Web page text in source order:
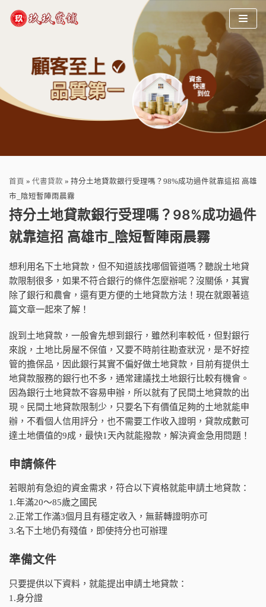
content
首頁 » 代書貸款 » 持分土地貸款銀行受理嗎？98%成功過件就靠這招 高雄
市_陰短暫陣雨晨霧
持分土地貸款銀行受理嗎？98%成功過件
就靠這招 高雄市_陰短暫陣雨晨霧
想利用名下土地貸款，但不知道該找哪個管道嗎？聽說土地貸
款限制很多，如果不符合銀行的條件怎麼辦呢？沒關係，其實
除了銀行和農會，還有更方便的土地貸款方法！現在就跟著這
篇文章一起來了解！
說到土地貸款，一般會先想到銀行，雖然利率較低，但對銀行
來說，土地比房屋不保值，又要不時前往勘查狀況，是不好控
管的擔保品，因此銀行其實不偏好做土地貸款，目前有提供土
地貸款服務的銀行也不多，通常建議找土地銀行比較有機會。
因為銀行土地貸款不容易申辦，所以就有了民間土地貸款的出
現。民間土地貸款限制少，只要名下有價值足夠的土地就能申
辦，不看個人信用評分，也不需要工作收入證明，貸款成數可
達土地價值的9成，最快1天內就能撥款，解決資金急用問題！
申請條件
若眼前有急迫的資金需求，符合以下資格就能申請土地貸款：
1.年滿20～85歲之國民
2.正常工作滿3個月且有穩定收入，無薪轉證明亦可
3.名下土地仍有殘值，即使持分也可辦理
準備文件
只要提供以下資料，就能提出申請土地貸款：
1.身分證